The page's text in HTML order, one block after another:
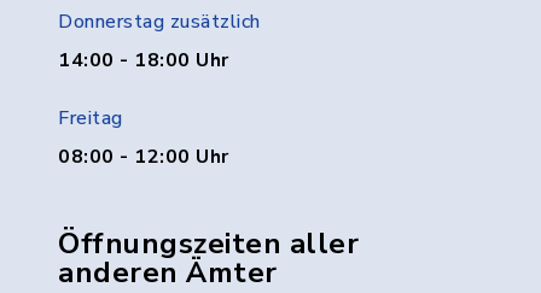
Donnerstag zusätzlich
14:00 - 18:00 Uhr
Freitag
08:00 - 12:00 Uhr
Öffnungszeiten aller
anderen Ämter